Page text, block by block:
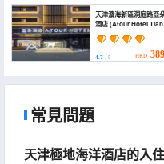
天津濱海新區洞庭路亞
酒店 (Atour Hotel Tianjin
Binhai New Area
Dongting Road)
4.7 / 5 HKD
常見問題
天津極地海洋酒店的入